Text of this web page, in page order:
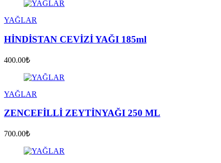
YAĞLAR
HİNDİSTAN CEVİZİ YAĞI 185ml
400.00₺
YAĞLAR
ZENCEFİLLİ ZEYTİNYAĞI 250 ML
700.00₺